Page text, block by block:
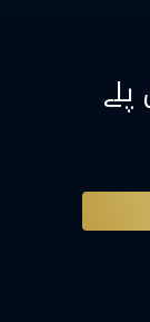
پلے